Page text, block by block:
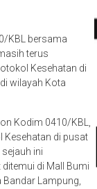
KBL bersama
terus
Kesehatan di
wilayah Kota
Kodim 0410/KBL,
Kesehatan di pusat
ini
di Mall Bumi
Bandar Lampung,